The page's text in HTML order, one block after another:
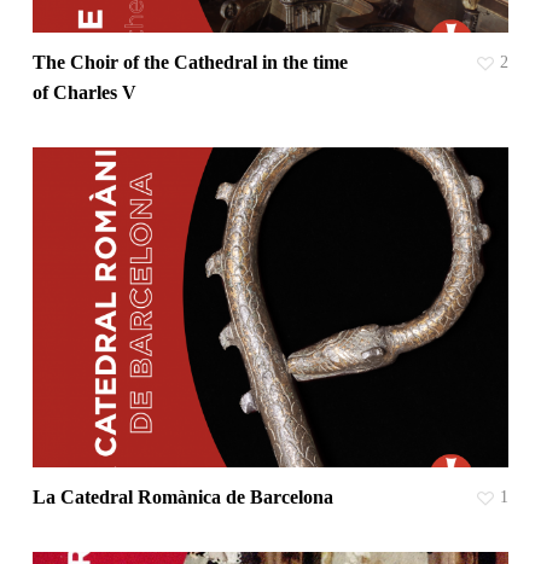
The Choir of the Cathedral in the time
of Charles V
2
La Catedral Romànica de Barcelona 1